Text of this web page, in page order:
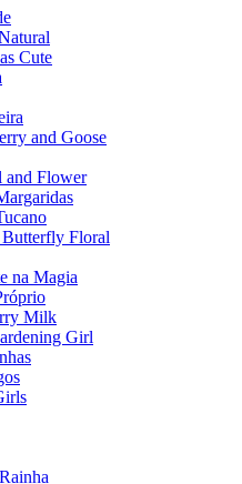
Cute
and Goose
and Flower
Floral
na Magia
Milk
Girl